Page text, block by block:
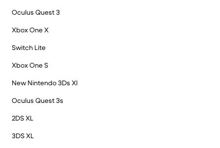
Oculus Quest 3
Xbox One X
Switch Lite
Xbox One S
New Nintendo 3Ds Xl
Oculus Quest 3s
2DS XL
3DS XL